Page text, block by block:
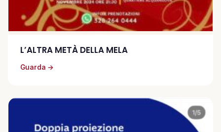
L’ALTRA METÀ DELLA MELA
Guarda →